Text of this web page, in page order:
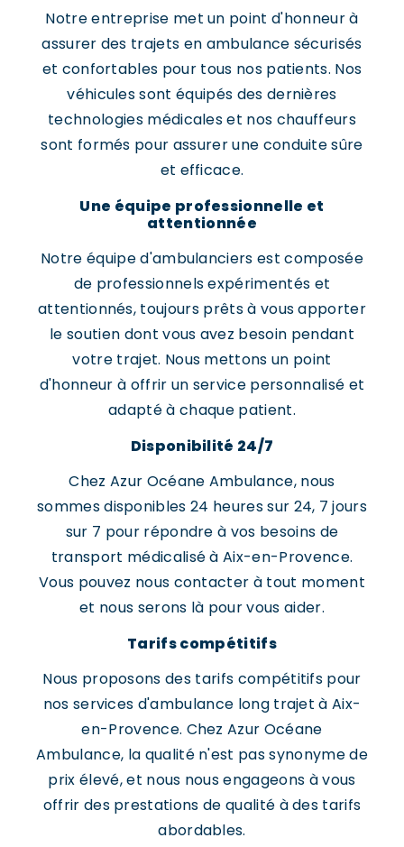
Notre entreprise met un point d'honneur à
assurer des trajets en ambulance sécurisés
et confortables pour tous nos patients. Nos
véhicules sont équipés des dernières
technologies médicales et nos chauffeurs
sont formés pour assurer une conduite sûre
et efficace.
Une équipe professionnelle et
attentionnée
Notre équipe d'ambulanciers est composée
de professionnels expérimentés et
attentionnés, toujours prêts à vous apporter
le soutien dont vous avez besoin pendant
votre trajet. Nous mettons un point
d'honneur à offrir un service personnalisé et
adapté à chaque patient.
Disponibilité 24/7
Chez Azur Océane Ambulance, nous
sommes disponibles 24 heures sur 24, 7 jours
sur 7 pour répondre à vos besoins de
transport médicalisé à Aix-en-Provence.
Vous pouvez nous contacter à tout moment
et nous serons là pour vous aider.
Tarifs compétitifs
Nous proposons des tarifs compétitifs pour
nos services d'ambulance long trajet à Aix-
en-Provence. Chez Azur Océane
Ambulance, la qualité n'est pas synonyme de
prix élevé, et nous nous engageons à vous
offrir des prestations de qualité à des tarifs
abordables.